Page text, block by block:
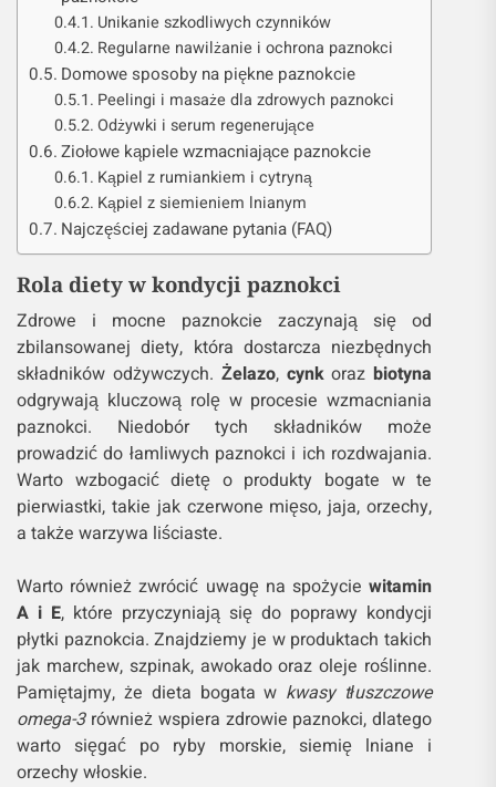
Unikanie szkodliwych czynników
Regularne nawilżanie i ochrona paznokci
Domowe sposoby na piękne paznokcie
Peelingi i masaże dla zdrowych paznokci
Odżywki i serum regenerujące
Ziołowe kąpiele wzmacniające paznokcie
Kąpiel z rumiankiem i cytryną
Kąpiel z siemieniem lnianym
Najczęściej zadawane pytania (FAQ)
Rola diety w kondycji paznokci
Zdrowe i mocne paznokcie zaczynają się od
zbilansowanej diety, która dostarcza niezbędnych
składników odżywczych. Żelazo, cynkorazbiotyna
odgrywają kluczową rolę w procesie wzmacniania
paznokci. Niedobór tych składników może
prowadzić do łamliwych paznokci i ich rozdwajania.
Warto wzbogacić dietę o produkty bogate w te
pierwiastki, takie jak czerwone mięso, jaja, orzechy,
a także warzywa liściaste.
Warto również zwrócić uwagę na spożyciewitamin
A i E, które przyczyniają się do poprawy kondycji
płytki paznokcia. Znajdziemy je w produktach takich
jak marchew, szpinak, awokado oraz oleje roślinne.
Pamiętajmy, że dieta bogata w kwasy tłuszczowe
omega-3również wspiera zdrowie paznokci, dlatego
warto sięgać po ryby morskie, siemię lniane i
orzechy włoskie.